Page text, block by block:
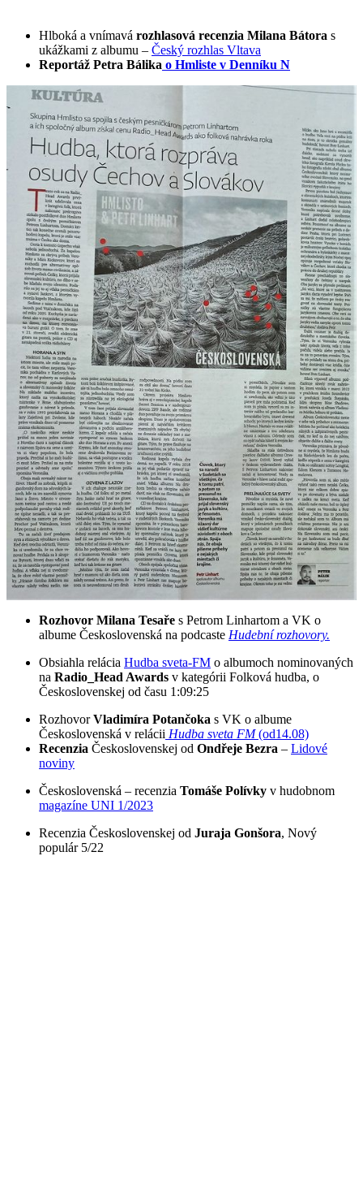
Hlboká a vnímavá rozhlasová recenzia Milana Bátora s
ukážkami z albumu – Český rozhlas Vltava
Reportáž Petra Bálika o Hmliste v Denníku N
Rozhovor Milana Tesaře s Petrom Linhartom a VK o
albume Československá na podcaste Hudební rozhovory.
Obsiahla relácia Hudba sveta-FM o albumoch nominovaných
na Radio_Head Awards v kategórii Folková hudba, o
Československej od času 1:09:25
RozhovorVladimíra Potančoka s VK o albume
Československá v relácii Hudba sveta FM(od14.08)
Recenzia Československej od Ondřeje Bezra – Lidové
noviny
Československá – recenzia Tomáše Polívky v hudobnom
magazíne UNI 1/2023
Recenzia Československej od Juraja Gonšora, Nový
populár 5/22